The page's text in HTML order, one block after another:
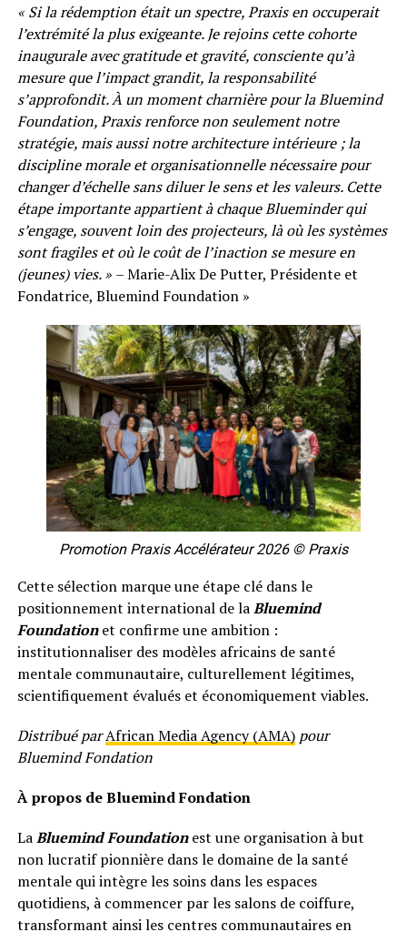
« Si la rédemption était un spectre, Praxis en occuperait
l’extrémité la plus exigeante. Je rejoins cette cohorte
inaugurale avec gratitude et gravité, consciente qu’à
mesure que l’impact grandit, la responsabilité
s’approfondit. À un moment charnière pour la Bluemind
Foundation, Praxis renforce non seulement notre
stratégie, mais aussi notre architecture intérieure ; la
discipline morale et organisationnelle nécessaire pour
changer d’échelle sans diluer le sens et les valeurs. Cette
étape importante appartient à chaque Blueminder qui
s’engage, souvent loin des projecteurs, là où les systèmes
sont fragiles et où le coût de l’inaction se mesure en
(jeunes) vies. » – Marie-Alix De Putter, Présidente et
Fondatrice, Bluemind Foundation »
Promotion Praxis Accélérateur 2026 © Praxis
Cette sélection marque une étape clé dans le
positionnement international de laBluemind
Foundationet confirme une ambition :
institutionnaliser des modèles africains de santé
mentale communautaire, culturellement légitimes,
scientifiquement évalués et économiquement viables.
Distribué parAfrican Media Agency (AMA)pour
Bluemind Fondation
À propos de Bluemind Fondation
LaBluemind Foundationest une organisation à but
non lucratif pionnière dans le domaine de la santé
mentale qui intègre les soins dans les espaces
quotidiens, à commencer par les salons de coiffure,
transformant ainsi les centres communautaires en